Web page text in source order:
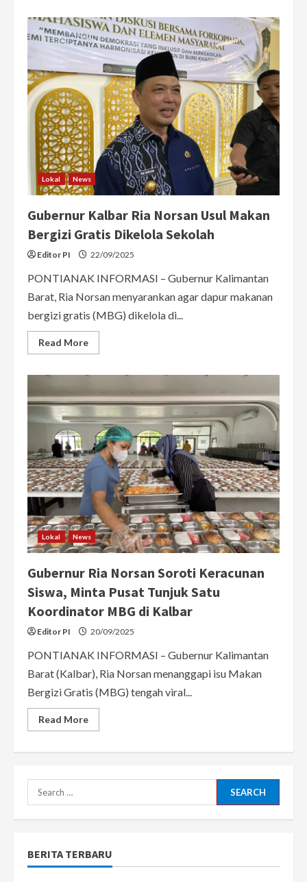
Siswa
SD
12
di
Benua
Kayong
Diduga
Keracunan
Hidangan
MBG
Lokal News
Gubernur Kalbar Ria Norsan Usul Makan
Bergizi Gratis Dikelola Sekolah
Editor PI 22/09/2025
PONTIANAK INFORMASI – Gubernur Kalimantan
Barat, Ria Norsan menyarankan agar dapur makanan
bergizi gratis (MBG) dikelola di...
Read MoreRead
more
Kalbar
Ria
Norsan
Usul
Makan
Bergizi
Gratis
Dikelola
Sekolah
Lokal News
Gubernur Ria Norsan Soroti Keracunan
Siswa, Minta Pusat Tunjuk Satu
Koordinator MBG di Kalbar
Editor PI 20/09/2025
PONTIANAK INFORMASI – Gubernur Kalimantan
Barat (Kalbar), Ria Norsan menanggapi isu Makan
Bergizi Gratis (MBG) tengah viral...
Read MoreRead
more
Minta
MBG
Search
for:
BERITA TERBARU